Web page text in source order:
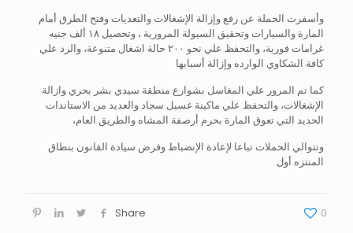
وأسفرت الحملة عن رفع وإزالة الإشغالات والتعديات وفتح الطرق أمام
المارة والسيارات وتحقيق السيولة المرورية ، وتحصيل ١٨ ألف جنيه
غرامات فورية، والتحفظ علي نحو ٢٠٠ حالة اشغال متنوعة، والرد علي
كافة الشكاوي الوارده وإزالة أسبابها
كما تم المرور علي المغاسل بشوارع منطقة سيدي بشر بحري وازالة
الإشغالات، والتحفظ علي ماكينة غسيل سجاد والعديد من الاستاندات
الحديد التي تعوق المارة بحرم أرصفة المشاه والطريق العام،
وتتوالي الحملات تباعا لإعادة الإنضباط وفرض سيادة القانون بنطاق
المنتزه أول
Share 0